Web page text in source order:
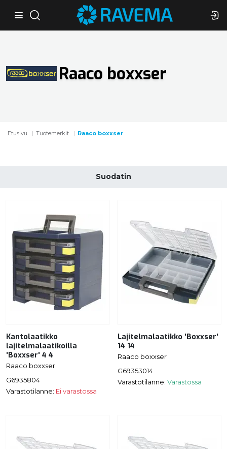
Etusivu Tuotemerkit Raaco boxxser
Raaco boxxser
Suodatin
Kantolaatikko
lajitelmalaatikoilla
'Boxxser' 4 4
Raaco boxxser
G6935804
Varastotilanne: Ei varastossa
Lajitelmalaatikko 'Boxxser'
14 14
Raaco boxxser
G69353014
Varastotilanne: Varastossa